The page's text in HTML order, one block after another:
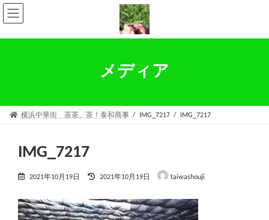
コ
ン
ン
プ
ナ
ビ
ー
動
メディア
横浜中華街 茶茶、茶！泰和商事 IMG_7217 IMG_7217
IMG_7217
2021年10月19日
最
新
日
2021年10月19日 taiwashouji